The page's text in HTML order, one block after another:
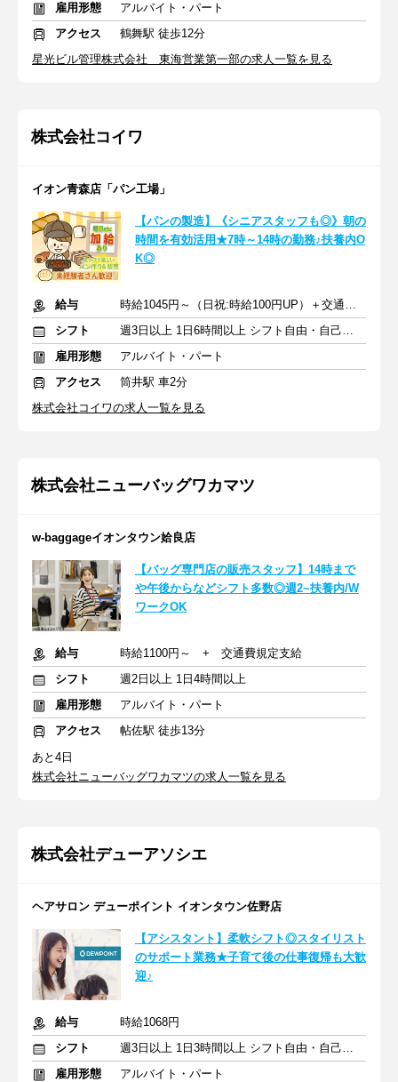
雇用形態
アルバイト・パート
アクセス
鶴舞駅 徒歩12分
星光ビル管理株式会社 東海営業第一部の求人一覧を見る
株式会社コイワ
イオン青森店「パン工場」
【パンの製造】《シニアスタッフも◎》朝の
時間を有効活用★7時～14時の勤務♪扶養内O
K◎
給与
時給1045円～（日祝:時給100円UP）＋交通費全額支給
シフト
週3日以上 1日6時間以上 シフト自由・自己申告
雇用形態
アルバイト・パート
アクセス
筒井駅 車2分
株式会社コイワの求人一覧を見る
株式会社ニューバッグワカマツ
w-baggageイオンタウン姶良店
【バッグ専門店の販売スタッフ】14時まで
や午後からなどシフト多数◎週2~扶養内/W
ワークOK
給与
時給1100円～ + 交通費規定支給
シフト
週2日以上 1日4時間以上
雇用形態
アルバイト・パート
アクセス
帖佐駅 徒歩13分
あと4日
株式会社ニューバッグワカマツの求人一覧を見る
株式会社デューアソシエ
ヘアサロン デューポイント イオンタウン佐野店
【アシスタント】柔軟シフト◎スタイリスト
のサポート業務★子育て後の仕事復帰も大歓
迎♪
給与
時給1068円
シフト
週3日以上 1日3時間以上 シフト自由・自己申告
雇用形態
アルバイト・パート